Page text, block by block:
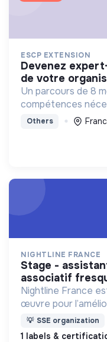
ESCP EXTENSION
devenez expert·e des enjeux écologiques
de votre
Un parcours de 8
compétences
la transition
Others
NIGHTLINE FRANCE
stage - assistant·e de gestion de projet
associatif
Nightline France
œuvre pour
jeunes et en
agissant à l'échelle
💡 SSE organization
1 labels &